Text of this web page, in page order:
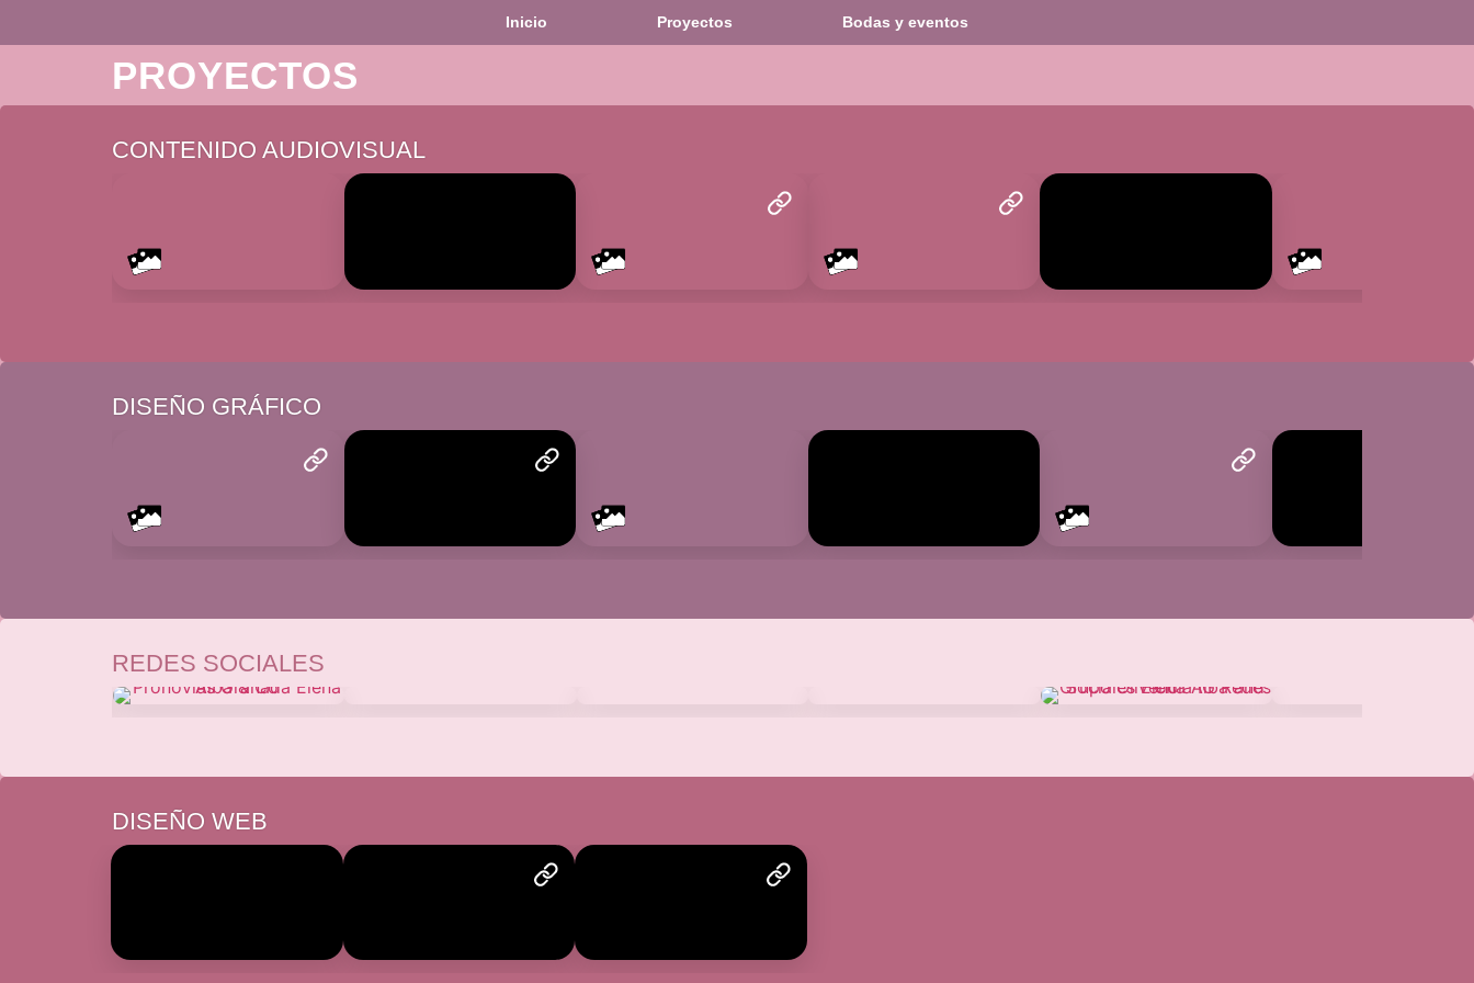
Inicio Proyectos Bodas y eventos
PROYECTOS
CONTENIDO AUDIOVISUAL
DISEÑO GRÁFICO
REDES SOCIALES
DISEÑO WEB